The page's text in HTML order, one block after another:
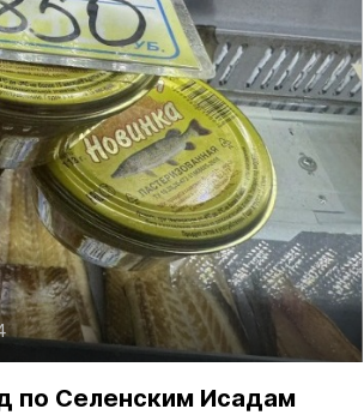
по Селенским Исадам